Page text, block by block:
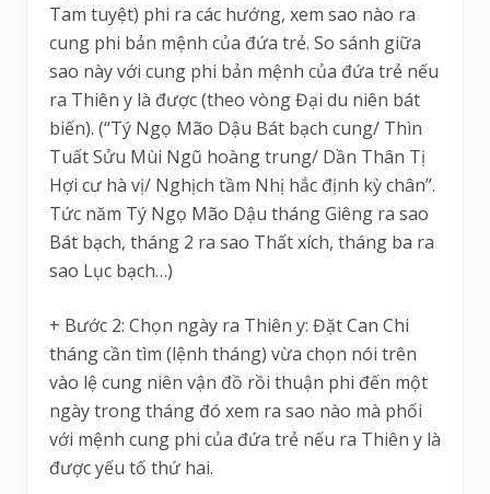
Tam tuyệt) phi ra các hướng, xem sao nào ra
cung phi bản mệnh của đứa trẻ. So sánh giữa
sao này với cung phi bản mệnh của đứa trẻ nếu
ra Thiên y là được (theo vòng Đại du niên bát
biến). (“Tý Ngọ Mão Dậu Bát bạch cung/ Thìn
Tuất Sửu Mùi Ngũ hoàng trung/ Dần Thân Tị
Hợi cư hà vị/ Nghịch tầm Nhị hắc định kỳ chân”.
Tức năm Tý Ngọ Mão Dậu tháng Giêng ra sao
Bát bạch, tháng 2 ra sao Thất xích, tháng ba ra
sao Lục bạch…)
+ Bước 2: Chọn ngày ra Thiên y: Đặt Can Chi
tháng cần tìm (lệnh tháng) vừa chọn nói trên
vào lệ cung niên vận đồ rồi thuận phi đến một
ngày trong tháng đó xem ra sao nào mà phối
với mệnh cung phi của đứa trẻ nếu ra Thiên y là
được yếu tố thứ hai.